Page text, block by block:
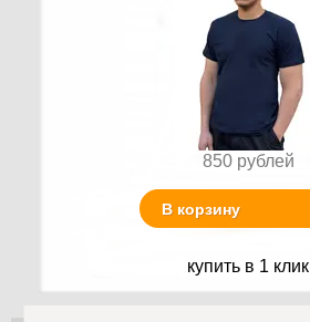
850 рублей
В корзину
купить в 1 клик